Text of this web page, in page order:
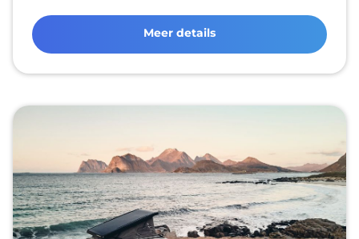
Meer details